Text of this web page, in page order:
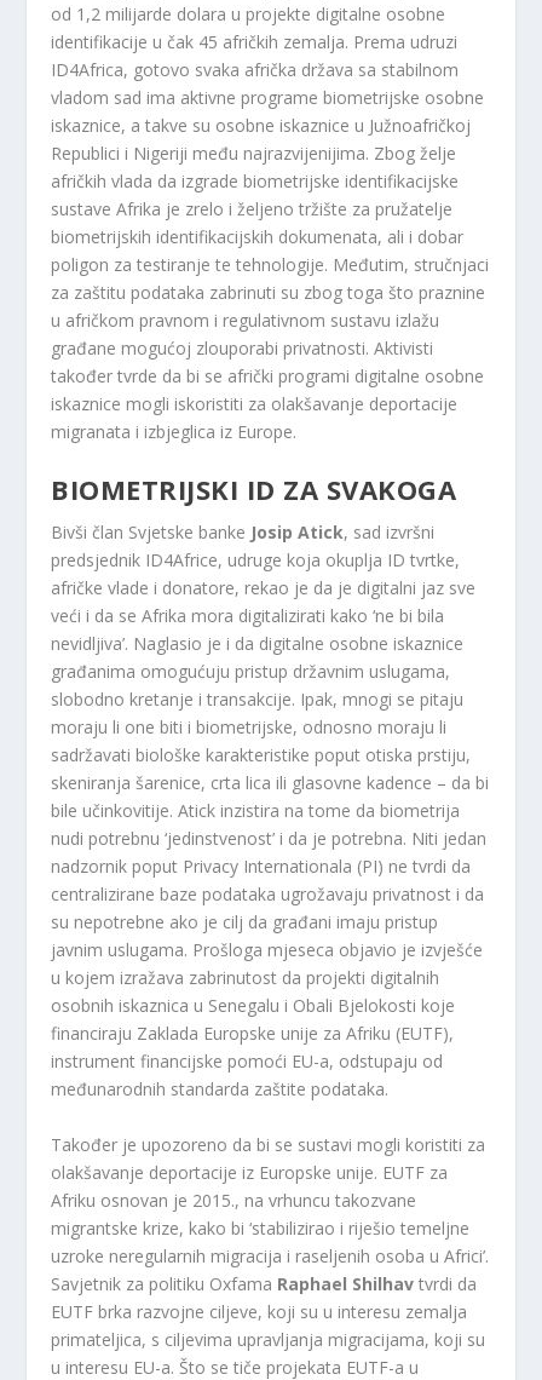
od 1,2 milijarde dolara u projekte digitalne osobne
identifikacije u čak 45 afričkih zemalja. Prema udruzi
ID4Africa, gotovo svaka afrička država sa stabilnom
vladom sad ima aktivne programe biometrijske osobne
iskaznice, a takve su osobne iskaznice u Južnoafričkoj
Republici i Nigeriji među najrazvijenijima. Zbog želje
afričkih vlada da izgrade biometrijske identifikacijske
sustave Afrika je zrelo i željeno tržište za pružatelje
biometrijskih identifikacijskih dokumenata, ali i dobar
poligon za testiranje te tehnologije. Međutim, stručnjaci
za zaštitu podataka zabrinuti su zbog toga što praznine
u afričkom pravnom i regulativnom sustavu izlažu
građane mogućoj zlouporabi privatnosti. Aktivisti
također tvrde da bi se afrički programi digitalne osobne
iskaznice mogli iskoristiti za olakšavanje deportacije
migranata i izbjeglica iz Europe.
BIOMETRIJSKI ID ZA SVAKOGA
Bivši član Svjetske banke Josip Atick, sad izvršni
predsjednik ID4Africe, udruge koja okuplja ID tvrtke,
afričke vlade i donatore, rekao je da je digitalni jaz sve
veći i da se Afrika mora digitalizirati kako ‘ne bi bila
nevidljiva’. Naglasio je i da digitalne osobne iskaznice
građanima omogućuju pristup državnim uslugama,
slobodno kretanje i transakcije. Ipak, mnogi se pitaju
moraju li one biti i biometrijske, odnosno moraju li
sadržavati biološke karakteristike poput otiska prstiju,
skeniranja šarenice, crta lica ili glasovne kadence – da bi
bile učinkovitije. Atick inzistira na tome da biometrija
nudi potrebnu ‘jedinstvenost’ i da je potrebna. Niti jedan
nadzornik poput Privacy Internationala (PI) ne tvrdi da
centralizirane baze podataka ugrožavaju privatnost i da
su nepotrebne ako je cilj da građani imaju pristup
javnim uslugama. Prošloga mjeseca objavio je izvješće
u kojem izražava zabrinutost da projekti digitalnih
osobnih iskaznica u Senegalu i Obali Bjelokosti koje
financiraju Zaklada Europske unije za Afriku (EUTF),
instrument financijske pomoći EU-a, odstupaju od
međunarodnih standarda zaštite podataka.
Također je upozoreno da bi se sustavi mogli koristiti za
olakšavanje deportacije iz Europske unije. EUTF za
Afriku osnovan je 2015., na vrhuncu takozvane
migrantske krize, kako bi ‘stabilizirao i riješio temeljne
uzroke neregularnih migracija i raseljenih osoba u Africi’.
Savjetnik za politiku Oxfama Raphael Shilhav tvrdi da
EUTF brka razvojne ciljeve, koji su u interesu zemalja
primateljica, s ciljevima upravljanja migracijama, koji su
u interesu EU-a. Što se tiče projekata EUTF-a u